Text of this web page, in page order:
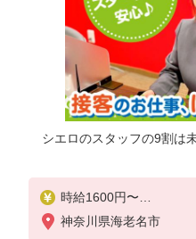
シエロのスタッフの9割は
時給1600円〜
※残業代支給
★交通費別途支給（規定
神奈川県海老名市